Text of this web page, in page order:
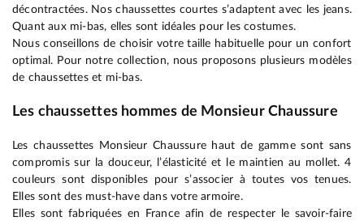
décontractées. Nos chaussettes courtes s’adaptent avec les jeans.
Quant aux mi-bas, elles sont idéales pour les costumes.
Nous conseillons de choisir votre taille habituelle pour un confort
optimal. Pour notre collection, nous proposons plusieurs modèles
de chaussettes et mi-bas.
Les chaussettes hommes de Monsieur Chaussure
Les chaussettes Monsieur Chaussure haut de gamme sont sans
compromis sur la douceur, l’élasticité et le maintien au mollet. 4
couleurs sont disponibles pour s’associer à toutes vos tenues.
Elles sont des must-have dans votre armoire.
Elles sont fabriquées en France afin de respecter le savoir-faire